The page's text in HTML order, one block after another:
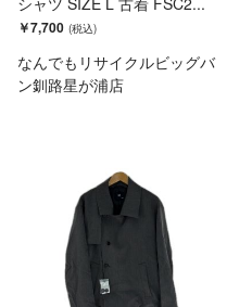
￥7,700
なんでもリサイクルビッグバ
ン釧路星が浦店